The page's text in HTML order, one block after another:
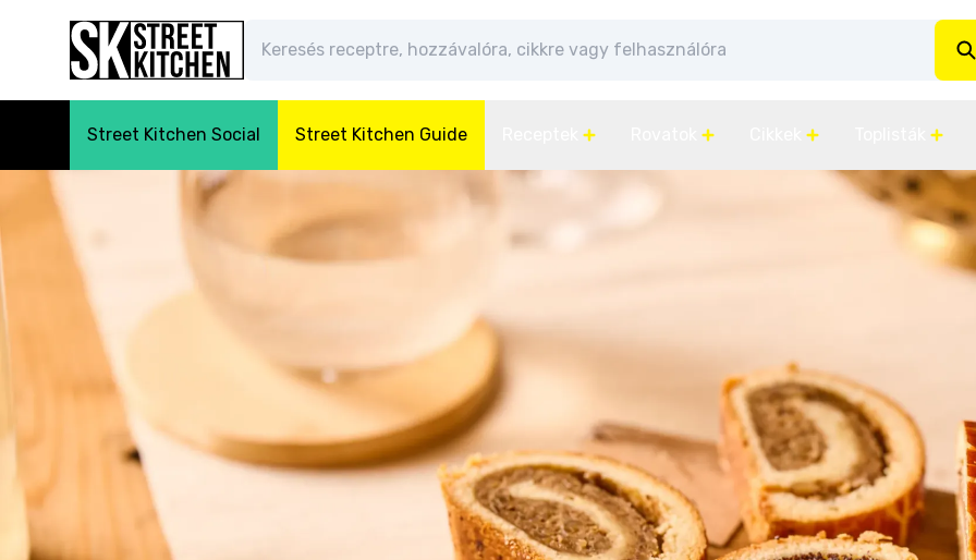
Street Kitchen Social Street Kitchen Guide